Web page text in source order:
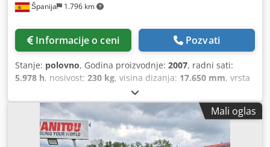
Španija 1.796 km
Informacije o ceni Pozvati
Stanje: polovno, Godina proizvodnje: 2007, radni sati:
5.978 h, nosivost: 230 kg, visina dizanja: 17.650 mm, vrsta
pogon na sve točkove
proizvodnje: 2007 Vlastita težina: 8.090 kg Dozvoljena
ukupna masa: 8.320 kg Dimenzije (D x Š x V): 577 x 230 x
237 cm Dsdpoxnrcwofx Ag Heck Jarbol: Zglobna ruka Radna
visina: 1.765 cm
Mali oglas